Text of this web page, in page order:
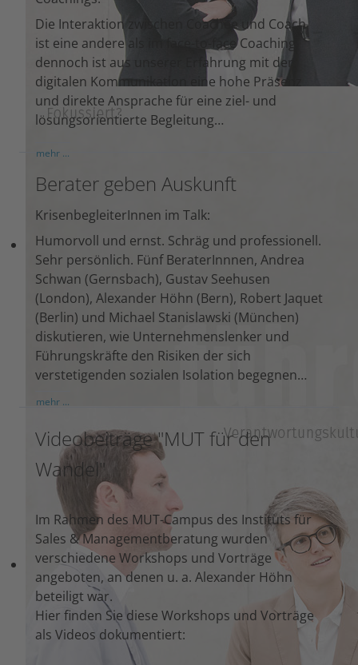
Die Interaktion zwischen Coachee und Coach
ist eine andere als im face-to-face Coaching,
dennoch ist aus unserer Erfahrung mit der
digitalen Kommunikation eine hohe Präsenz
und direkte Ansprache für eine ziel- und
lösungsorientierte Begleitung…
mehr ...
Berater geben Auskunft
KrisenbegleiterInnen im Talk:
Humorvoll und ernst. Schräg und professionell.
Sehr persönlich. Fünf BeraterInnnen, Andrea
Schwan (Gernsbach), Gustav Seehusen
(London), Alexander Höhn (Bern), Robert Jaquet
(Berlin) und Michael Stanislawski (München)
diskutieren, wie Unternehmenslenker und
Führungskräfte den Risiken der sich
verstetigenden sozialen Isolation begegnen…
mehr ...
Videobeiträge "MUT für den
Wandel"
Im Rahmen des MUT-Campus des Instituts für
Sales & Managementberatung wurden
verschiedene Workshops und Vorträge
angeboten, an denen u. a. Alexander Höhn
beteiligt war.
Hier finden Sie diese Workshops und Vorträge
als Videos dokumentiert: